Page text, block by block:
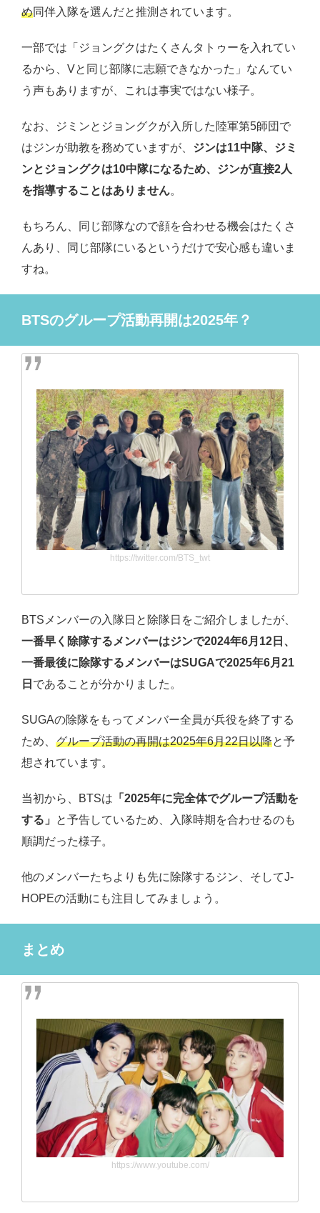
め同伴入隊を選んだと推測されています。
一部では「ジョングクはたくさんタトゥーを入れてい
るから、Vと同じ部隊に志願できなかった」なんてい
う声もありますが、これは事実ではない様子。
なお、ジミンとジョングクが入所した陸軍第5師団で
はジンが助教を務めていますが、 ジンは11中隊、ジミ
ンとジョングクは10中隊になるため、ジンが直接2人
を指導することはありません。
もちろん、同じ部隊なので顔を合わせる機会はたくさ
んあり、同じ部隊にいるというだけで安心感も違いま
すね。
BTSのグループ活動再開は2025年？
https://twitter.com/BTS_twt
BTSメンバーの入隊日と除隊日をご紹介しましたが、
一番早く除隊するメンバーはジンで2024年6月12日、
一番最後に除隊するメンバーはSUGAで2025年6月21
日 であることが分かりました。
SUGAの除隊をもってメンバー全員が兵役を終了する
ため、 グループ活動の再開は2025年6月22日以降と予
想されています。
当初から、BTSは 「2025年に完全体でグループ活動を
する」
と予告しているため、入隊時期を合わせるのも
順調だった様子。
他のメンバーたちよりも先に除隊するジン、そしてJ-
HOPEの活動にも注目してみましょう。
まとめ
https://www.youtube.com/